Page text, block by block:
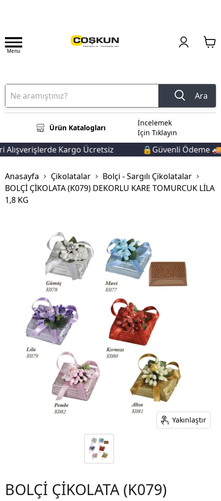
Menu
Ara
Ürün Katalogları
İncelemek
İçin Tıklayın
Kargo Ücretsiz 🔒Güvenli Ödeme
Anasayfa Çikolatalar
Bolçi - Sargılı Çikolatalar
BOLÇİ ÇİKOLATA (K079) DEKORLU KARE TOMURCUK LİLA
1,8 KG
Yakınlaştır
BOLÇİ ÇİKOLATA (K079)